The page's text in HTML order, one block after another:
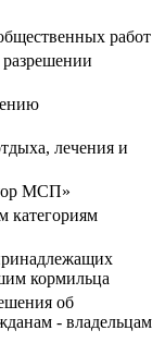
работ
лечения и
МСП»
категориям
кормильца
об
- владельцам